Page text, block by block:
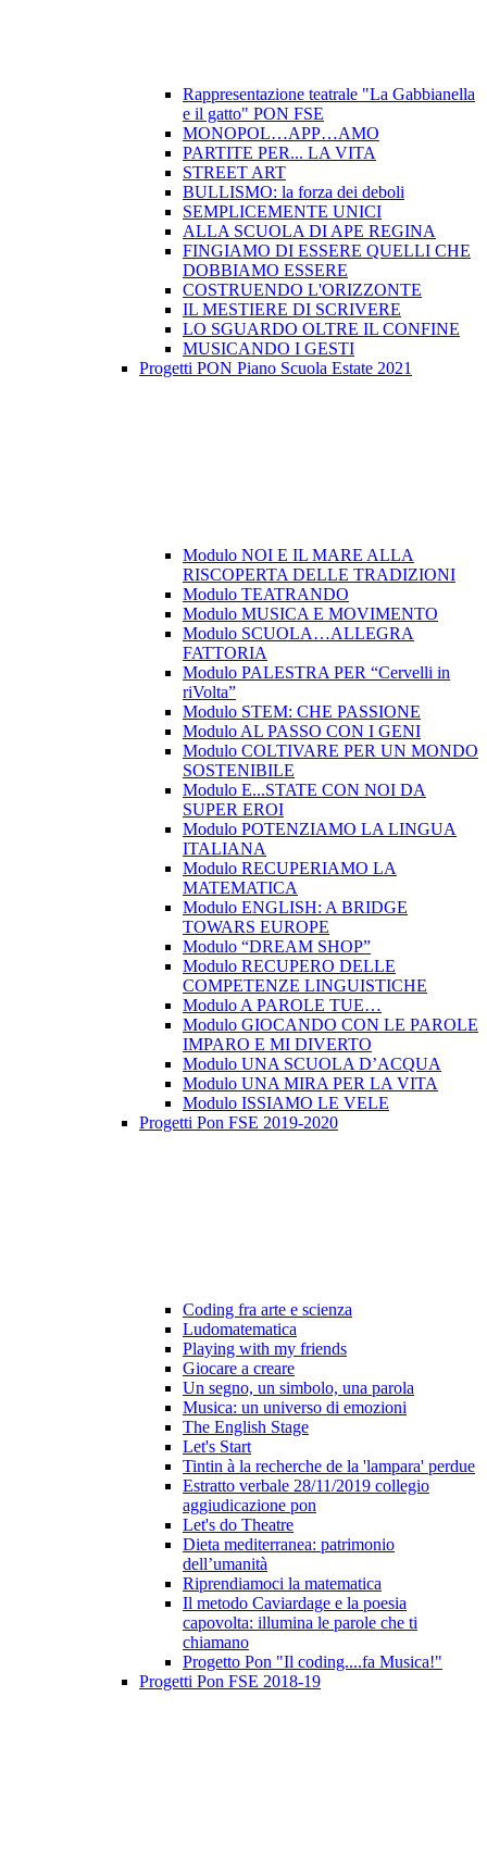
Rappresentazione teatrale "La Gabbianella
e il gatto" PON FSE
MONOPOL…APP…AMO
PARTITE PER... LA VITA
STREET ART
BULLISMO: la forza dei deboli
SEMPLICEMENTE UNICI
ALLA SCUOLA DI APE REGINA
FINGIAMO DI ESSERE QUELLI CHE
DOBBIAMO ESSERE
COSTRUENDO L'ORIZZONTE
IL MESTIERE DI SCRIVERE
LO SGUARDO OLTRE IL CONFINE
MUSICANDO I GESTI
Progetti PON Piano Scuola Estate 2021
Modulo NOI E IL MARE ALLA
RISCOPERTA DELLE TRADIZIONI
Modulo TEATRANDO
Modulo MUSICA E MOVIMENTO
Modulo SCUOLA…ALLEGRA
FATTORIA
Modulo PALESTRA PER “Cervelli in
riVolta”
Modulo STEM: CHE PASSIONE
Modulo AL PASSO CON I GENI
Modulo COLTIVARE PER UN MONDO
SOSTENIBILE
Modulo E...STATE CON NOI DA
SUPER EROI
Modulo POTENZIAMO LA LINGUA
ITALIANA
Modulo RECUPERIAMO LA
MATEMATICA
Modulo ENGLISH: A BRIDGE
TOWARS EUROPE
Modulo “DREAM SHOP”
Modulo RECUPERO DELLE
COMPETENZE LINGUISTICHE
Modulo A PAROLE TUE…
Modulo GIOCANDO CON LE PAROLE
IMPARO E MI DIVERTO
Modulo UNA SCUOLA D’ACQUA
Modulo UNA MIRA PER LA VITA
Modulo ISSIAMO LE VELE
Progetti Pon FSE 2019-2020
Coding fra arte e scienza
Ludomatematica
Playing with my friends
Giocare a creare
Un segno, un simbolo, una parola
Musica: un universo di emozioni
The English Stage
Let's Start
Tintin à la recherche de la 'lampara' perdue
Estratto verbale 28/11/2019 collegio
aggiudicazione pon
Let's do Theatre
Dieta mediterranea: patrimonio
dell’umanità
Riprendiamoci la matematica
Il metodo Caviardage e la poesia
capovolta: illumina le parole che ti
chiamano
Progetto Pon "Il coding....fa Musica!"
Progetti Pon FSE 2018-19